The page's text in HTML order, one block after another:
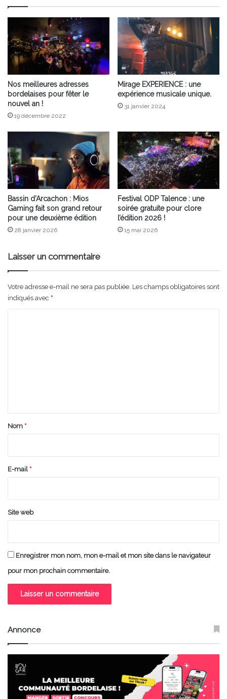
Nos meilleures adresses
bordelaises pour fêter le
nouvel an !
19 décembre 2022
Mirage EXPERIENCE : une
expérience musicale unique.
31 janvier 2024
Bassin d’Arcachon : Mios
Gaming fait son grand retour
pour une deuxième édition
28 janvier 2026
Festival ODP Talence : une
soirée gratuite pour clore
l’édition 2026 !
15 mai 2026
Laisser un commentaire
Votre adresse e-mail ne sera pas publiée. Les champs obligatoires sont
indiqués avec *
a
e
Nom *
E-mail *
Site web
Enregistrer mon nom, mon e-mail et mon site dans le navigateur
pour mon prochain commentaire.
Annonce